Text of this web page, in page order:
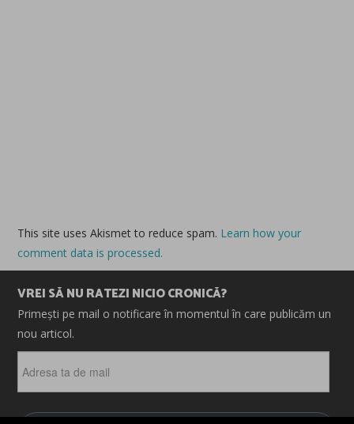
This site uses Akismet to reduce spam. Learn how your
comment data is processed.
VREI SĂ NU RATEZI NICIO CRONICĂ?
Primești pe mail o notificare în momentul în care publicăm un
nou articol.
ta
de